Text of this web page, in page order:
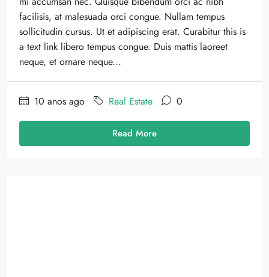
facilisis, at malesuada orci congue. Nullam tempus
sollicitudin cursus. Ut et adipiscing erat. Curabitur this is
a text link libero tempus congue. Duis mattis laoreet
neque, et ornare neque...
10 anos ago Real Estate 0
Read More